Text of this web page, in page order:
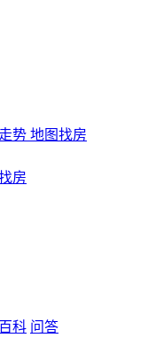
势 地图找房
房
科 问答